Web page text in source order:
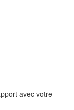
avec votre